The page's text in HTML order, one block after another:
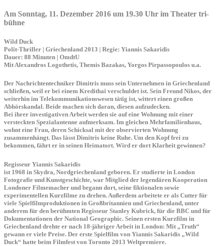
Am Sonntag, 11. Dezember 2016 um 19.30 Uhr im Theater tri-
bühne
Wild Duck
Polit-Thriller | Griechenland 2013 | Regie: Yiannis Sakaridis
Dauer: 88 Minuten | OmdtU
Mit Alexandros Logothetis, Themis Bazakas, Yorgos Pirpassopoulos u.a.
Der Nachrichtentechniker Dimitris muss sein Unternehmen in Griechenland
schließen, weil er bei einem Kredithai verschuldet ist. Sein Freund Nikos, der
weiterhin im Telekommunikationswesen tätig ist, wittert einen großen
Abhörskandal. Beide machen sich daran, diesen aufzudecken.
Bei ihrer investigativen Arbeit werden sie auf eine Wohnung mit einer
versteckten Spezialantenne aufmerksam. Im gleichen Mehrfamilienhaus,
wohnt eine Frau, deren Schicksal mit der observierten Wohnung
zusammenhängt. Das lässt Dimitris keine Ruhe. Um den Kopf frei zu
bekommen, fährt er in seinen Heimatort. Wird er dort Klarheit gewinnen?
Regisseur Yiannis Sakaridis
ist 1968 in Skydra, Nordgriechenland geboren. Er studierte in London
Fotografie und Kunstgeschichte, war Mitglied der legendären Kooperation
Londoner Filmemacher und begann dort, seine fiktionalen sowie
experimentellen Kurzfilme zu drehen. Außerdem arbeitete er als Cutter für
viele Spielfilmproduktionen in Großbritannien und Griechenland, unter
anderem für den berühmten Regisseur Stanley Kubrick, für die BBC und für
Dokumentationen der National Geographic. Seinen ersten Kurzfilm in
Griechenland drehte er nach 18-jähriger Arbeit in London: Mit „Truth“
gewann er viele Preise. Der erste Spielfilm von Yiannis Sakaridis „Wild
Duck“ hatte beim Filmfest von Toronto 2013 Weltpremiere.